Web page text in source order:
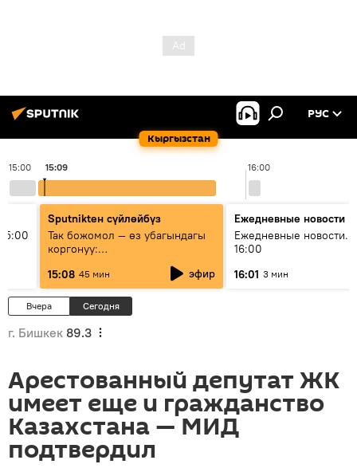
Кыргызстан
РУС
15:00 16:00
15:09
Sputnikteн сүйлөйбүз
Так божомол — өз убагындагы
коргонуу:
гидрометеорологиялык кызмат
кантип өркүндөтүлүүдө
15:08 45 мин эфир
Ежедневные новости
Ежедневные новости.
16:00
16:01 3 мин
Вчера Сегодня
г. Бишкек 89.3
Арестованный депутат ЖК
имеет еще и гражданство
Казахстана — МИД
подтвердил